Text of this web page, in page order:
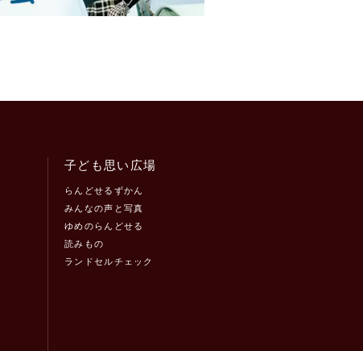
子ども思い広場
らんどせるずかん
みんなの声と写真
ゆめのらんどせる
読みもの
ランドセルチェック